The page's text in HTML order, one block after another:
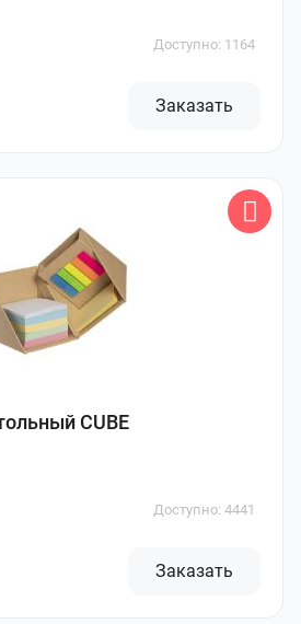
Доступно: 1164
Заказать
CUBE
Доступно: 4441
Заказать